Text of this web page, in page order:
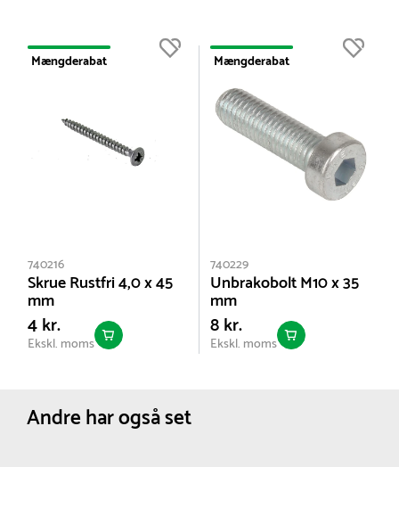
uger. Leveringstiden kan dog være længere i højsæsonen.
Mængderabat
740216
Skrue Rustfri 4,0 x 45
mm
4 kr.
Ekskl. moms
Mængderabat
740229
Unbrakobolt M10 x 35
mm
8 kr.
Ekskl. moms
Andre har også set